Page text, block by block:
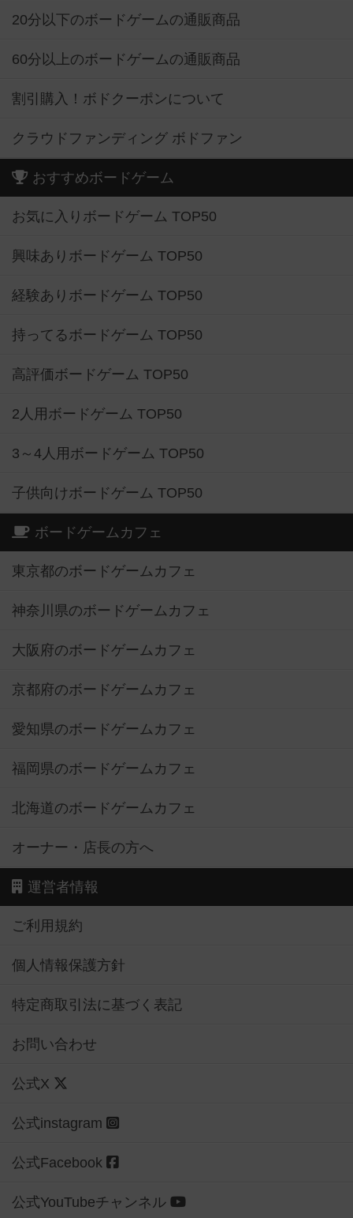
20分以下のボードゲームの通販商品
60分以上のボードゲームの通販商品
割引購入！ボドクーポンについて
クラウドファンディング ボドファン
おすすめボードゲーム
お気に入りボードゲーム TOP50
興味ありボードゲーム TOP50
経験ありボードゲーム TOP50
持ってるボードゲーム TOP50
高評価ボードゲーム TOP50
2人用ボードゲーム TOP50
3～4人用ボードゲーム TOP50
子供向けボードゲーム TOP50
ボードゲームカフェ
東京都のボードゲームカフェ
神奈川県のボードゲームカフェ
大阪府のボードゲームカフェ
京都府のボードゲームカフェ
愛知県のボードゲームカフェ
福岡県のボードゲームカフェ
北海道のボードゲームカフェ
オーナー・店長の方へ
運営者情報
ご利用規約
個人情報保護方針
特定商取引法に基づく表記
お問い合わせ
公式X
公式instagram
公式Facebook
公式YouTubeチャンネル